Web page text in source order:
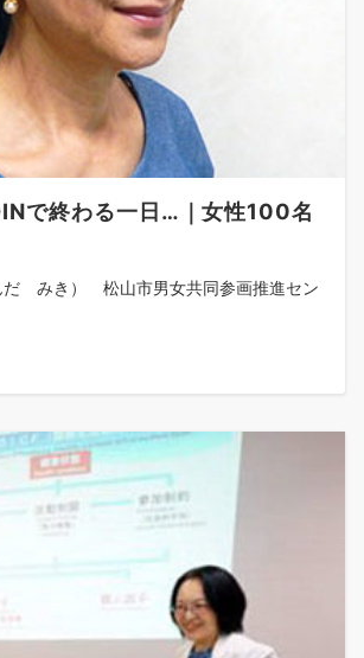
で終わる一日…｜女性100名
みき） 松山市男女共同参画推進セン